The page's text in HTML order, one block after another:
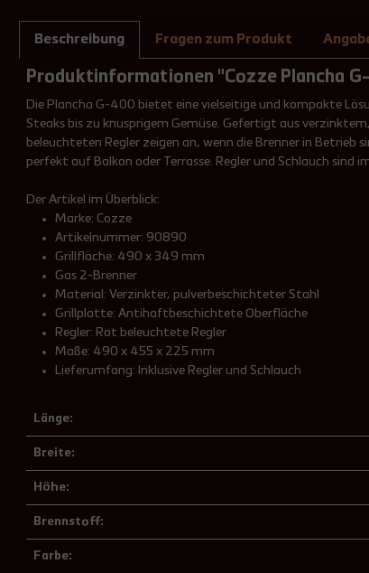
Beschreibung Fragen zum Produkt
Produktinformationen "Cozze Plancha
Die Plancha G-400 bietet eine vielseitige und kompakte
Steaks bis zu knusprigem Gemüse. Gefertigt aus
beleuchteten Regler zeigen an, wenn die Brenner in
perfekt auf Balkon oder Terrasse. Regler und Schlauch
Der Artikel im Überblick:
Marke: Cozze
Artikelnummer: 90890
Grillfläche: 490 x 349 mm
Gas 2-Brenner
Material: Verzinkter, pulverbeschichteter Stahl
Grillplatte: Antihaftbeschichtete Oberfläche
Regler: Rot beleuchtete Regler
Maße: 490 x 455 x 225 mm
Lieferumfang: Inklusive Regler und Schlauch
Länge:
Breite:
Höhe:
Brennstoff:
Farbe: